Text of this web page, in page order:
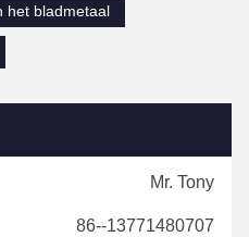
het bladmetaal
Mr. Tony
86--13771480707